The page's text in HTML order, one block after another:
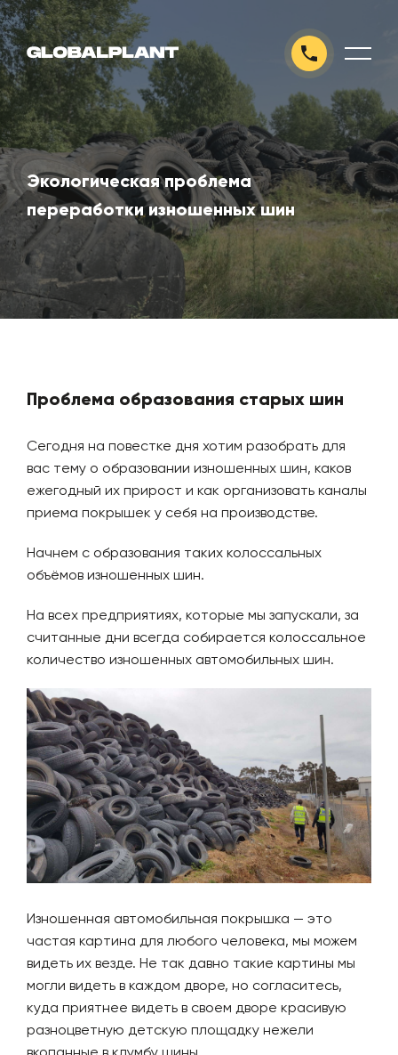
Экологическая проблема
переработки изношенных шин
Проблема образования старых шин
Сегодня на повестке дня хотим разобрать для
вас тему о образовании изношенных шин, каков
ежегодный их прирост и как организовать каналы
приема покрышек у себя на производстве.
Начнем с образования таких колоссальных
объёмов изношенных шин.
На всех предприятиях, которые мы запускали, за
считанные дни всегда собирается колоссальное
количество изношенных автомобильных шин.
Изношенная автомобильная покрышка — это
частая картина для любого человека, мы можем
видеть их везде. Не так давно такие картины мы
могли видеть в каждом дворе, но согласитесь,
куда приятнее видеть в своем дворе красивую
разноцветную детскую площадку нежели
вкопанные в клумбу шины.